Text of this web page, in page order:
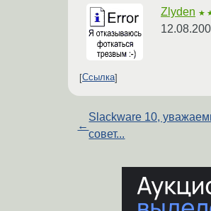
Zlyden
Ссылка
←
Slackware 10,
совет...